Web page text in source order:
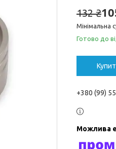
132 ₴
Мінімальна
Готово до
+380 (99)